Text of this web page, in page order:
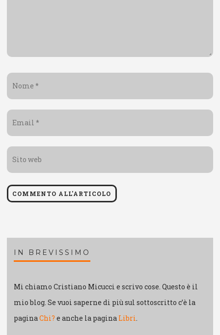
*
*
web
IN BREVISSIMO
Mi chiamo Cristiano Micucci e scrivo cose. Questo è il
mio blog. Se vuoi saperne di più sul sottoscritto c’è la
paginaChi? e anche la pagina Libri.